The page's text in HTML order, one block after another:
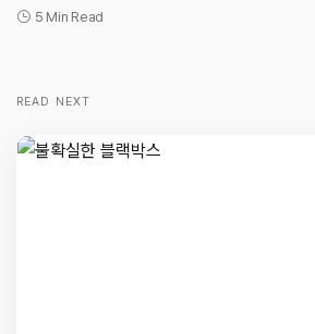
5 Min Read
READ NEXT